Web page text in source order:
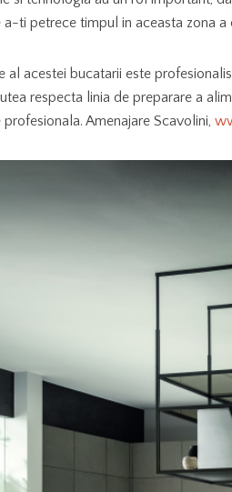
ti petrece timpul in aceasta zona a
al acestei bucatarii este
respecta linia de preparare a
Amenajare Scavolini,